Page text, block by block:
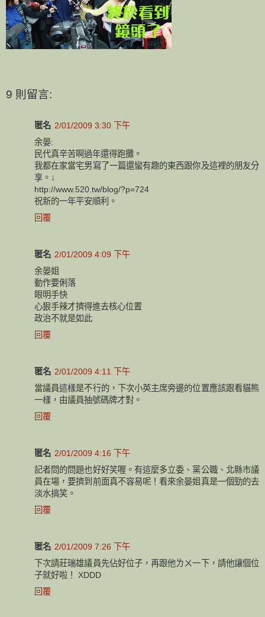
9 則留言:
匿名 2/01/2009 3:30 下午
余晏:
民代真辛苦啊過年還得跑攤。
我都在家當宅男寫了一篇還蠻有趣的東西跟你及這裡的朋友分
享。↓
http://www.520.tw/blog/?p=724
祝新的一年平安順利。
回覆
匿名 2/01/2009 4:09 下午
余晏姐
動作要俐落
眼明手快
心狠手辣才擠得進去核心位置
政治不就是如此
回覆
匿名 2/01/2009 4:11 下午
當議員這樣是不行的，下次小英主席旁邊的位置應該跟看貓熊
一樣，由議員抽號碼牌才對。
回覆
匿名 2/01/2009 4:16 下午
記者問的問題也好好笑喔。有這麼多立委、黨公職、北縣市議
員在場，要擠到前面真不容易呢！看來余晏姐真是一個勁的去
淡水搞笑。
回覆
匿名 2/01/2009 7:26 下午
下次請莊瑞雄議員先佔好位子，再跟他ㄌㄨ一下，請他讓個位
子就好啦！ XDDD
回覆